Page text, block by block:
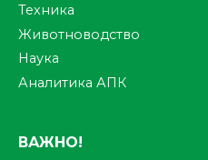
Техника
Животноводство
Наука
Аналитика АПК
ВАЖНО!